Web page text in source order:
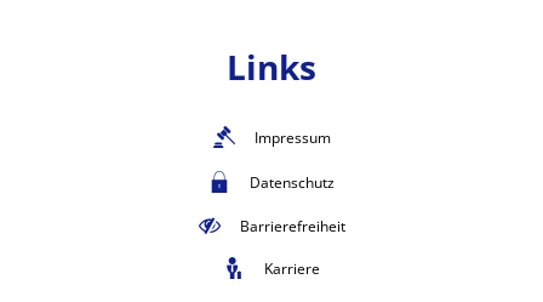
Links
Impressum
Datenschutz
Barrierefreiheit
Karriere